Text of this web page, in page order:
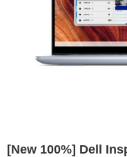
[New 100%] Dell